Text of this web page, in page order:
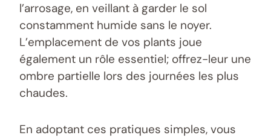
l’arrosage, en veillant à garder le sol
constamment humide sans le noyer.
L’emplacement de vos plants joue
également un rôle essentiel; offrez-leur une
ombre partielle lors des journées les plus
chaudes.
En adoptant ces pratiques simples, vous